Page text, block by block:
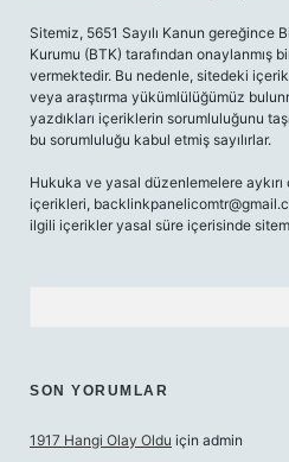
Sitemiz, 5651 Sayılı Kanun gereğince
Kurumu (BTK) tarafından onaylanmış
vermektedir. Bu nedenle, sitedeki
veya araştırma yükümlülüğümüz
yazdıkları içeriklerin sorumluluğunu
bu sorumluluğu kabul etmiş sayılırlar.
Hukuka ve yasal düzenlemelere
içerikleri,
ilgili içerikler yasal süre içerisinde
SON YORUMLAR
1917 Hangi Olay Oldu için admin